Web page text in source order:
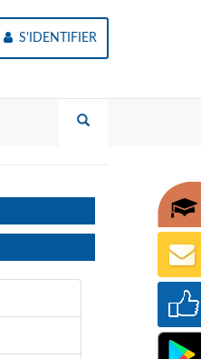
S'IDENTIFIER